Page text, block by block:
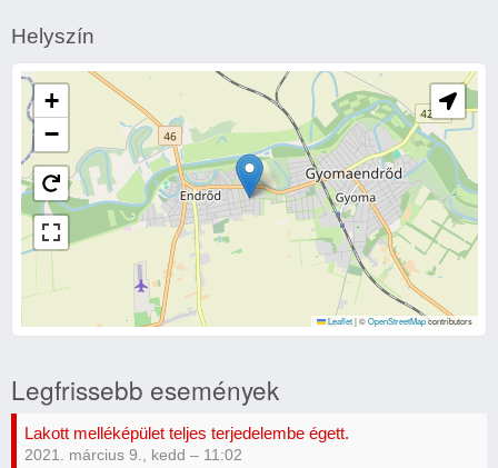
Helyszín
+
−
Leaflet |©OpenStreetMapcontributors
Legfrissebb események
Lakott melléképület teljes terjedelembe égett.
2021. március 9., kedd – 11:02